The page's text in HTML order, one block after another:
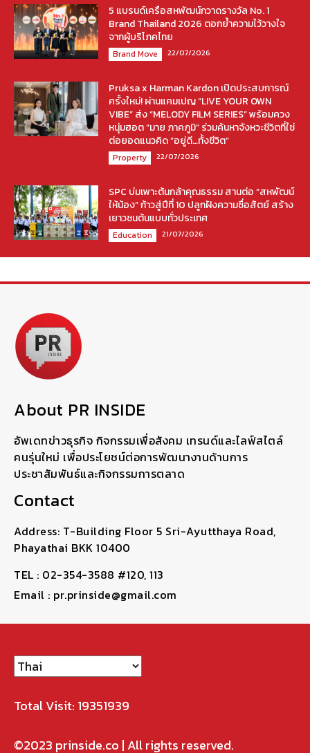
5 แบรนด์เครือสหพัฒน์กวาดรางวัล No. 1
Brand Thailand 2026 ตอกย้ำความไว้วางใจ
จากผู้บริโภคไทย
Brand Move 22/07/2026
Pruksa x Harman Kardon เปิดประสบการณ์
ครั้งใหม่! ผ่านแคมเปญ “LIVE YOUR OWN
VIBE” ส่ง “MELODY FILM SERIES” พร้อมควง
หนุ่มฮอต “มาย ภาคภูมิ” ร่วมค้นหาจังหวะชีวิตที่ใช่
ต่อยอดแนวคิด “อยู่ดี…ทั้งชีวิต”
Property 22/07/2026
SPC บ่มเพาะต้นกล้าคุณธรรม สานต่อ “สหพัฒน์
ให้น้อง” ก้าวสู่ปีที่ 10 ปลูกฝังความซื่อสัตย์ สร้าง
เยาวชนต้นแบบทั่วประเทศ
Education 21/07/2026
About PR INSIDE
อัพเดทข่าวธุรกิจ กิจกรรมเพื่อสังคม เทรนด์และไลฟ์สไตล์
คนรุ่นใหม่ เพื่อประโยชน์ต่อการพัฒนางานด้านการ
ประชาสัมพันธ์และกิจกรรมการตลาด
Contact
Address: T-Building Floor 5 Sri-Ayutthaya Road,
Phayathai BKK 10400
TEL : 02-354-3588 #120, 113
Email : pr.prinside@gmail.com
Total Visit: 19351939
©2023 prinside.co | All rights reserved.